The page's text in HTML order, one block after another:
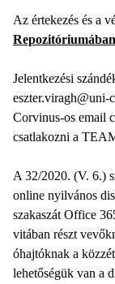
Az értekezés és a
Jelentkezési
eszter.viragh@uni-
Corvinus-os email
csatlakozni a
A 32/2020. (V. 6.)
online nyilvános
szakaszát Office
vitában részt
óhajtóknak a
lehetőségük van a